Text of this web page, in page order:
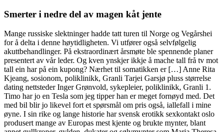
Smerter i nedre del av magen kåt jente
Mange russiske slektninger hadde tatt turen til Norge og Vegårshei
for å delta i denne høytidligheten. Vi utfører også selvfølgelig
akuttbehandlinger. På ekstraordinært årsmøte ble spennende planer
presentert av vår leder. Og kven ynskjer ikkje å mache tall frå tv mot
tall ein har på ein kupong? Nærhet til somatikken er […] Anne Rita
Kjeang, sosionom, poliklinikk, Granli Tarjei Garsjø pluss størrelse
dating nettsteder Inger Grønvold, sykepleier, poliklinikk, Granli 1.
Timo har jo en Tesla som jeg tipper han er meget fornøyd med. Det
med bil blir jo likevel fort et spørsmål om pris også, iallefall i mine
øyne. I sin rike og lange historie har svensk erotikk sexkontakt oslo
produsert mange av Europas mest kjente og brukte mynter, blant